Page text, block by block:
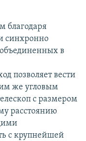
благодаря
синхронно
в
позволяет вести
же угловым
с размером
расстоянию
с крупнейшей